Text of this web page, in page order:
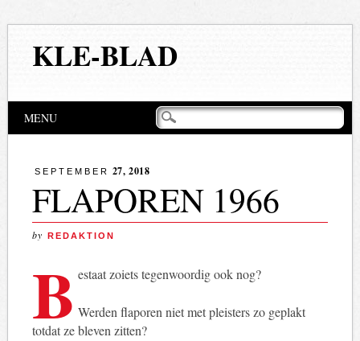
KLE-BLAD
Hoofdmenu
MENU
SEPTEMBER 27, 2018
FLAPOREN 1966
by REDAKTION
B estaat zoiets tegenwoordig ook nog?
Werden flaporen niet met pleisters zo geplakt
totdat ze bleven zitten?